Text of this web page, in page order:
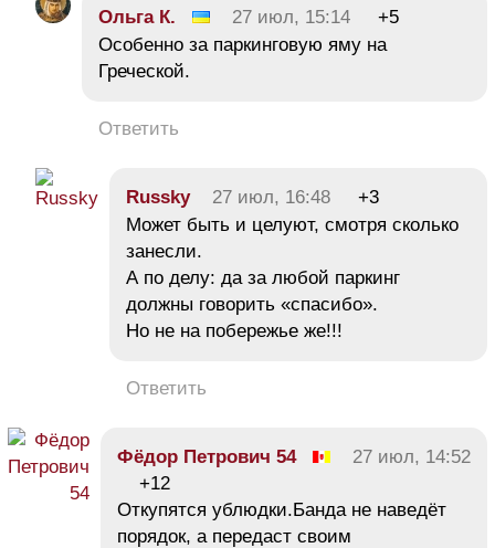
Ольга К. 27 июл, 15:14
+5
Особенно за паркинговую яму на
Греческой.
Ответить
Russky 27 июл, 16:48
+3
Может быть и целуют, смотря сколько
занесли.
А по делу: да за любой паркинг
должны говорить «спасибо».
Но не на побережье же!!!
Ответить
Фёдор Петрович 54
27 июл, 14:52
+12
Откупятся ублюдки.Банда не наведёт
порядок, а передаст своим